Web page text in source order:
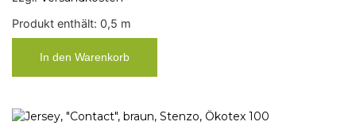
Produkt enthält: 0,5 m
In den Warenkorb